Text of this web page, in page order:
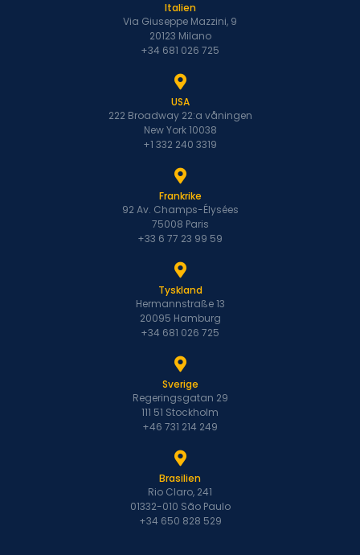
Italien
Via Giuseppe Mazzini, 9
20123 Milano
+34 681 026 725
USA
222 Broadway 22:a våningen
New York 10038
+1 332 240 3319
Frankrike
92 Av. Champs-Élysées
75008 Paris
+33 6 77 23 99 59
Tyskland
Hermannstraße 13
20095 Hamburg
+34 681 026 725
Sverige
Regeringsgatan 29
111 51 Stockholm
+46 731 214 249
Brasilien
Rio Claro, 241
01332-010 São Paulo
+34 650 828 529